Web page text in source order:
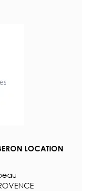
LOCATION